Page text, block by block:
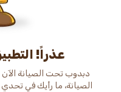
عذراً!
دبدوب تحت الصيانة
الصيانة، ما رأيك في